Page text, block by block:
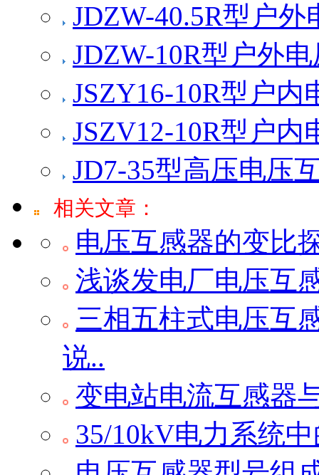
JDZW-40.5R型户外
JDZW-10R型户外
JSZY16-10R型户内
JSZV12-10R型户内
JD7-35型高压电压
相关文章：
电压互感器的变比
浅谈发电厂电压互
三相五柱式电压互
说..
变电站电流互感器
35/10kV电力系统